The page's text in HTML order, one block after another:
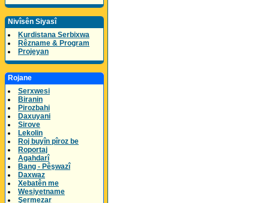
Nivîsên Siyasî
Kurdistana Serbixwa
Rêzname & Program
Projeyan
Rojane
Serxwesi
Biranin
Pirozbahi
Daxuyani
Sirove
Lekolin
Roj buyîn pîroz be
Roportaj
Agahdarî
Bang - Pêşwazî
Daxwaz
Xebatên me
Wesiyetname
Şermezar